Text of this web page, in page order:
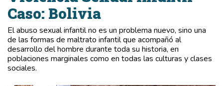
Caso: Bolivia
El abuso sexual infantil no es un problema nuevo, sino una
de las formas de maltrato infantil que acompañó al
desarrollo del hombre durante toda su historia, en
poblaciones marginales como en todas las culturas y clases
sociales.